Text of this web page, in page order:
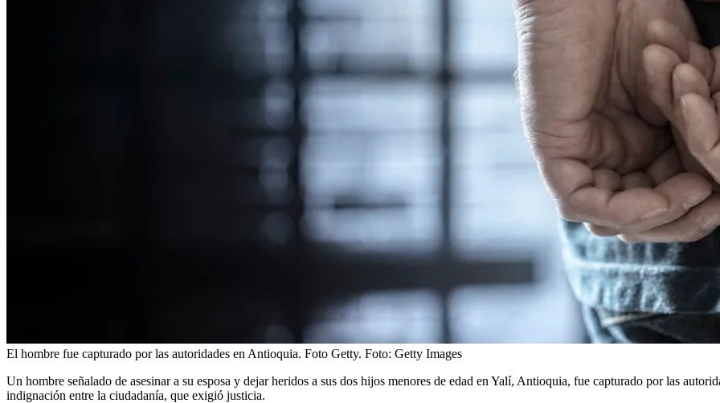
El hombre fue capturado por las autoridades en Antioquia. Foto Getty. Foto: Getty Images
Un hombre señalado de asesinar a su esposa y dejar heridos a sus dos hijos menores de edad en Yalí, Antioquia, fue capturado por las
indignación entre la ciudadanía, que exigió justicia.